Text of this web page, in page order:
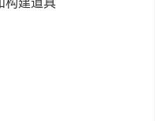
构建道具